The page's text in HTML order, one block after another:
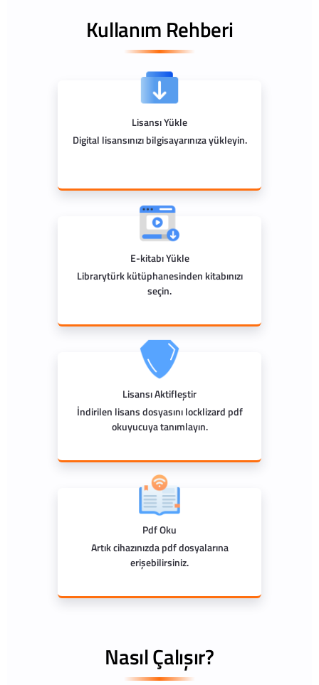
Kullanım Rehberi
Lisansı Yükle
Digital lisansınızı bilgisayarınıza yükleyin.
E-kitabı Yükle
Librarytürk kütüphanesinden kitabınızı
seçin.
Lisansı Aktifleştir
İndirilen lisans dosyasını locklizard pdf
okuyucuya tanımlayın.
Pdf Oku
Artık cihazınızda pdf dosyalarına
erişebilirsiniz.
Nasıl Çalışır?